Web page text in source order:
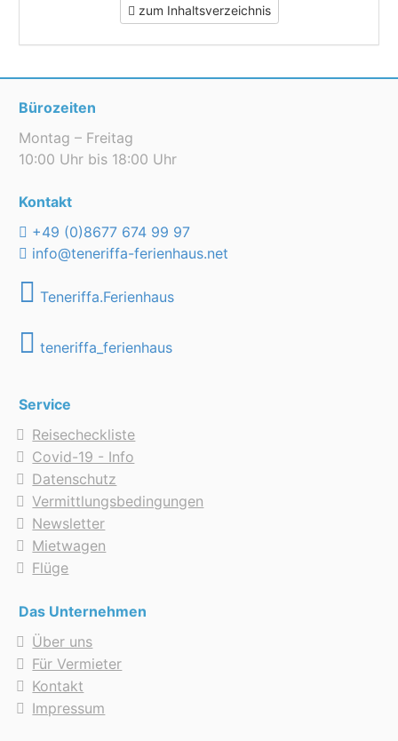
zum Inhaltsverzeichnis
Bürozeiten
Montag – Freitag
10:00 Uhr bis 18:00 Uhr
Kontakt
+49 (0)8677 674 99 97
info@teneriffa-ferienhaus.net
Teneriffa.Ferienhaus
teneriffa_ferienhaus
Service
Reisecheckliste
Covid-19 - Info
Datenschutz
Vermittlungsbedingungen
Newsletter
Mietwagen
Flüge
Das Unternehmen
Über uns
Für Vermieter
Kontakt
Impressum